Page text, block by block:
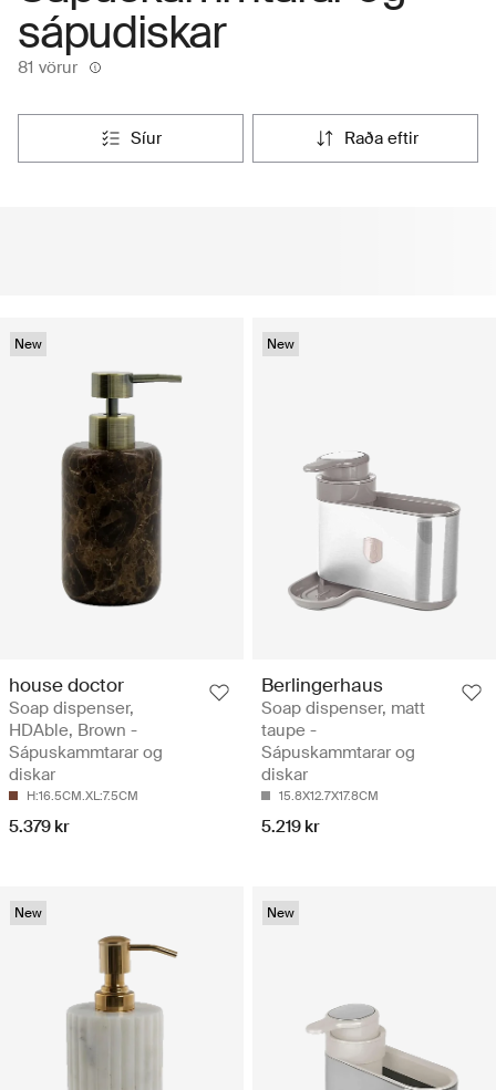
sápudiskar
81 vörur
síur raða eftir
New
house doctor
Soap dispenser,
HDAble, Brown -
Sápuskammtarar og
diskar
H:16.5CM.XL:7.5CM
5.379 kr
New
Berlingerhaus
Soap dispenser, matt
taupe -
Sápuskammtarar og
diskar
15.8X12.7X17.8CM
5.219 kr
New New